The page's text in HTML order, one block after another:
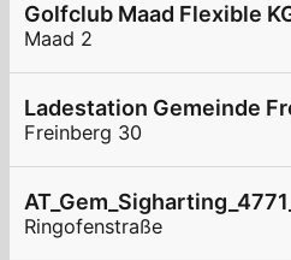
Golfclub Maad Flexible
Maad 2
Ladestation Gemeinde
Freinberg 30
Ringofenstraße